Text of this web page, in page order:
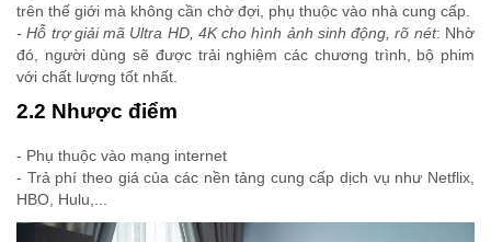
trên thế giới mà không cần chờ đợi, phụ thuộc vào nhà cung cấp.
- Hỗ trợ giải mã Ultra HD, 4K cho hình ảnh sinh động, rõ nét: Nhờ
đó, người dùng sẽ được trải nghiệm các chương trình, bộ phim
với chất lượng tốt nhất.
2.2 Nhược điểm
- Phụ thuộc vào mạng internet
- Trả phí theo giá của các nền tảng cung cấp dịch vụ như Netflix,
HBO, Hulu,...